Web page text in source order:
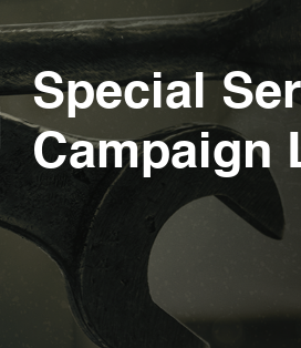
Special
Campaign